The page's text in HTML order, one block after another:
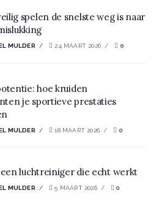
spelen de snelste weg is naar
MULDER 24 MAART 2026 0
hoe kruiden
je sportieve prestaties
MULDER 18 MAART 2026 0
luchtreiniger die echt werkt
MULDER 5 MAART 2026 0